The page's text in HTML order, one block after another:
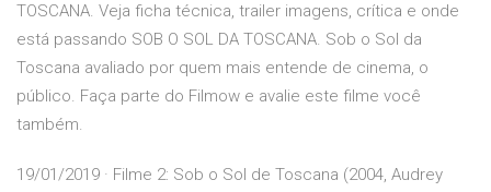
TOSCANA. Veja ficha técnica, trailer imagens, crítica e onde
está passando SOB O SOL DA TOSCANA. Sob o Sol da
Toscana avaliado por quem mais entende de cinema, o
público. Faça parte do Filmow e avalie este filme você
também.
19/01/2019 · Filme 2: Sob o Sol de Toscana (2004, Audrey